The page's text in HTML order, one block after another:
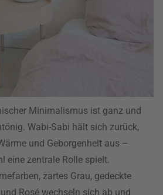
Minimalismus ist ganz und
Wabi-Sabi hält sich zurück,
und Geborgenheit aus –
eine zentrale Rolle spielt.
zartes Grau, gedeckte
Rosé wechseln sich ab und